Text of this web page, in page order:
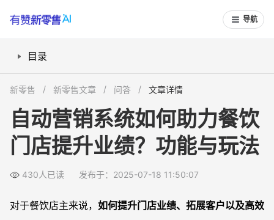
导航
目录
如何通过自动化实现客户裂变与粉丝增长？
外卖自营如何借助系统降低平台抽成？
常见问题
自动营销系统会增加门店管理负担吗？
新零售 新零售文章 问答 文章详情
自动营销系统如何助力餐饮
门店提升业绩？功能与玩法
430人已读 发布于：2025-07-18 11:50:07
对于餐饮店主来说， 如何提升门店业绩、拓展客户以及高效